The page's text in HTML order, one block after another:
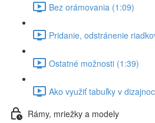
Bez orámovania (1:09)
Pridanie, odstránenie
Ostatné možnosti (1:39)
Ako využiť tabuľky v
Rámy, mriežky a modely